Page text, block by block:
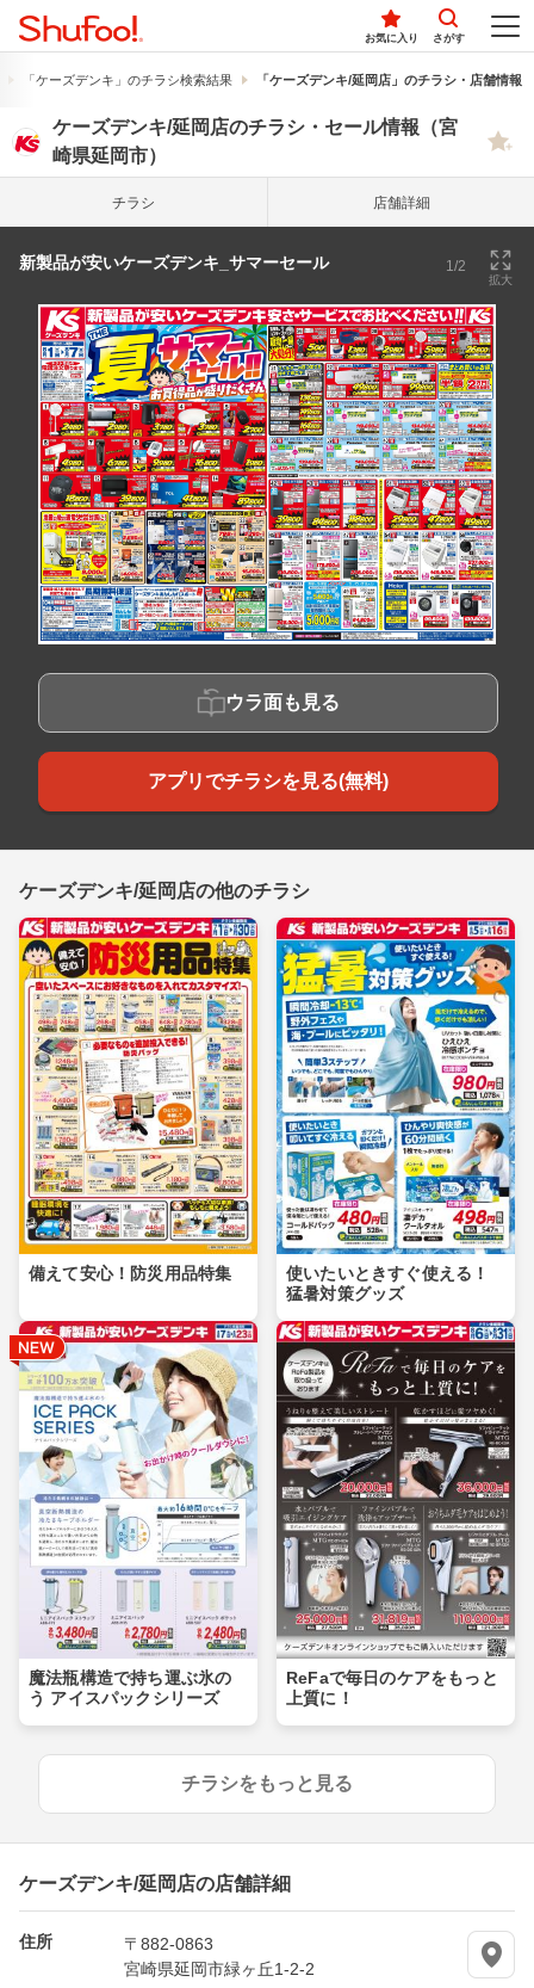
お気に入り さがす
「ケーズデンキ」のチラシ検索結果 「ケーズデンキ/延岡店」のチラシ・店舗情報
ケーズデンキ/延岡店のチラシ・セール情報（宮
崎県延岡市）
チラシ 店舗詳細
新製品が安いケーズデンキ_サマーセール 1/2
拡大
ウラ面も見る
アプリでチラシを見る(無料)
ケーズデンキ/延岡店の他のチラシ
備えて安心！防災用品特集
使いたいときすぐ使える！
猛暑対策グッズ
魔法瓶構造で持ち運ぶ氷の
う アイスパックシリーズ
ReFaで毎日のケアをもっと
上質に！
チラシをもっと見る
ケーズデンキ/延岡店の店舗詳細
住所
〒882-0863
宮崎県延岡市緑ヶ丘1-2-2